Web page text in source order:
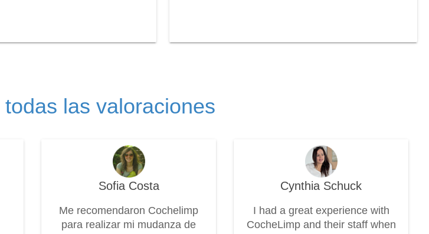
todas las valoraciones
Sofia Costa
Me recomendaron Cochelimp
para realizar mi mudanza de
Cynthia Schuck
I had a great experience with
CocheLimp and their staff when